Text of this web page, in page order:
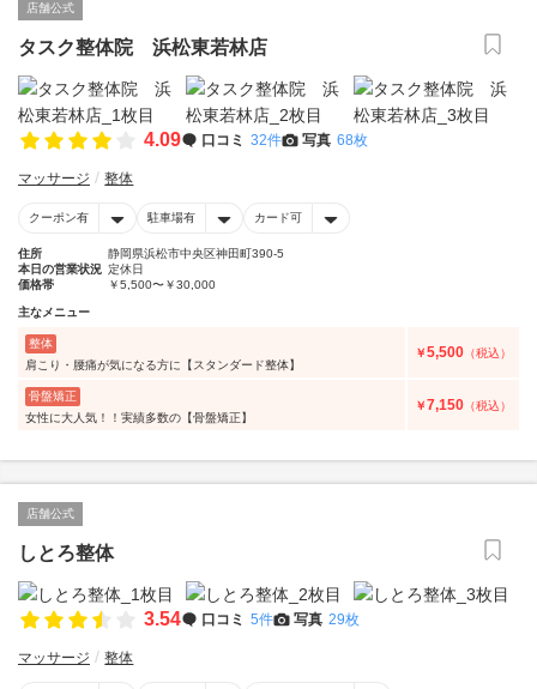
店舗公式
タスク整体院 浜松東若林店
4.09 口コミ 32件 写真 68枚
マッサージ 整体
クーポン有 駐車場有 カード可
住所
静岡県浜松市中央区神田町390‐5
本日の営業状況 定休日
価格帯
￥5,500〜￥30,000
主なメニュー
整体
肩こり・腰痛が気になる方に【スタンダード整体】
￥5,500 （税込）
骨盤矯正
女性に大人気！！実績多数の【骨盤矯正】
￥7,150 （税込）
店舗公式
しとろ整体
3.54 口コミ 5件 写真 29枚
マッサージ 整体